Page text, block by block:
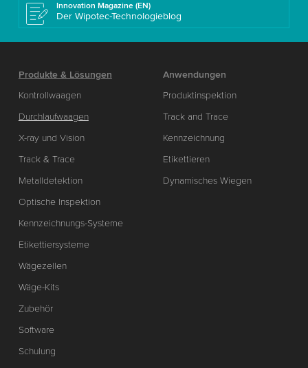
Innovation Magazine (EN)
Der Wipotec-Technologieblog
Produkte & Lösungen
Kontrollwaagen
Durchlaufwaagen
X-ray und Vision
Track & Trace
Metalldetektion
Optische Inspektion
Kennzeichnungs-Systeme
Etikettiersysteme
Wägezellen
Wäge-Kits
Zubehör
Software
Schulung
Anwendungen
Produktinspektion
Track and Trace
Kennzeichnung
Etikettieren
Dynamisches Wiegen